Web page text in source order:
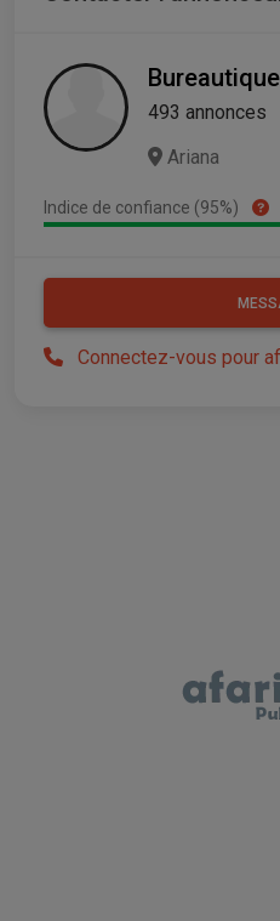
Bureautique
493 annonces
Ariana
Indice de confiance (95%)
Connectez-vous pour